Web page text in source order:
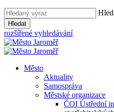
Hledat
rozšířené vyhledávání
Město
Aktuality
Samospráva
Městské organizace
ČOI Ústřední